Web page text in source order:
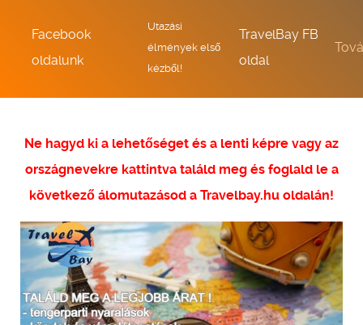
Facebook
oldalunk
Utazási
élmények első
kézből!
TravelBay FB
oldal
Ne hagyd ki a lehetőséget és a lenti képre vagy az
országnevekre kattintva találd meg és foglald le a
következő álomutazásod a Travelbay.hu oldalán!